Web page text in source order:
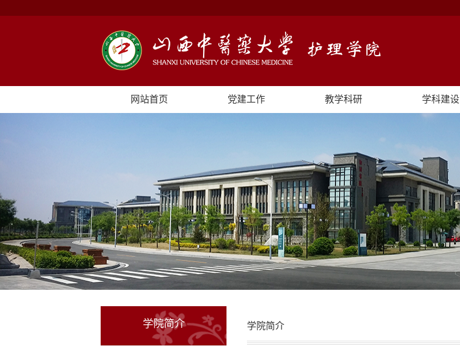
网站首页 党建工作 教学科研 学科建设
学院简介 学院简介